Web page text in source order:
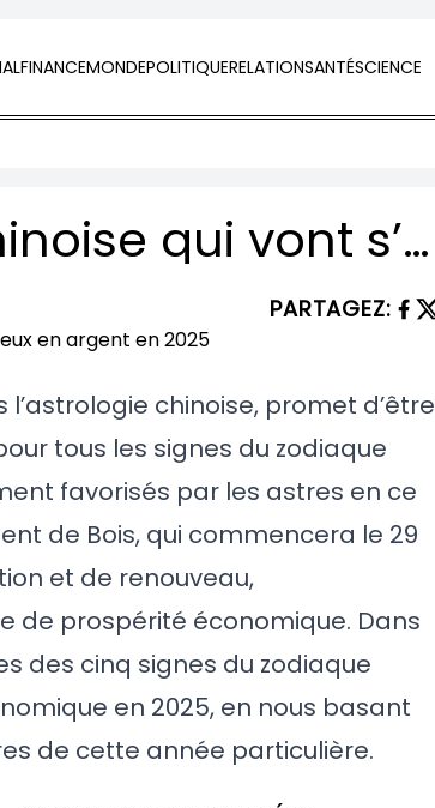
FINANCEMONDEPOLITIQUERELATIONSANTÉSCIENCE
Les 5 signes de l’Astrologie Chinoise qui vont s’en sortir le mieux en argent en 2025
PARTAGEZ:
l’astrologie chinoise, promet d’être
tous les signes du zodiaque
favorisés par les astres en ce
de Bois, qui commencera le 29
et de renouveau,
de prospérité économique. Dans
des cinq signes du zodiaque
en 2025, en nous basant
de cette année particulière.